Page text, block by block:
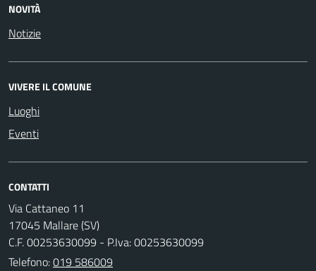
NOVITÀ
Notizie
VIVERE IL COMUNE
Luoghi
Eventi
CONTATTI
Via Cattaneo 11
17045 Mallare (SV)
C.F. 00253630099 - P.Iva: 00253630099
Telefono:019 586009